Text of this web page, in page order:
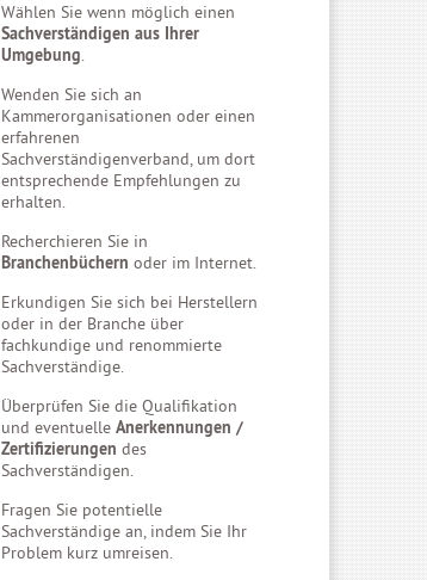
Wählen Sie wenn möglich einen
Sachverständigen aus Ihrer
Umgebung.
Wenden Sie sich an
Kammerorganisationen oder einen
erfahrenen
Sachverständigenverband, um dort
entsprechende Empfehlungen zu
erhalten.
Recherchieren Sie in
Branchenbüchern oder im Internet.
Erkundigen Sie sich bei Herstellern
oder in der Branche über
fachkundige und renommierte
Sachverständige.
Überprüfen Sie die Qualifikation
und eventuelle Anerkennungen /
Zertifizierungen des
Sachverständigen.
Fragen Sie potentielle
Sachverständige an, indem Sie Ihr
Problem kurz umreisen.